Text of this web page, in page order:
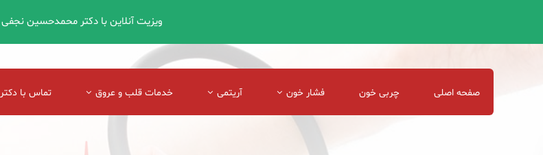
ویزیت آنلاین با دکتر محمدحسین نجفی
صفحه اصلی چربی خون فشار خون آریتمی خدمات قلب و عروق تماس با دکتر